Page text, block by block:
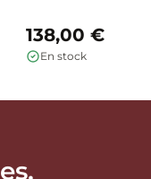
138,00 €
En stock